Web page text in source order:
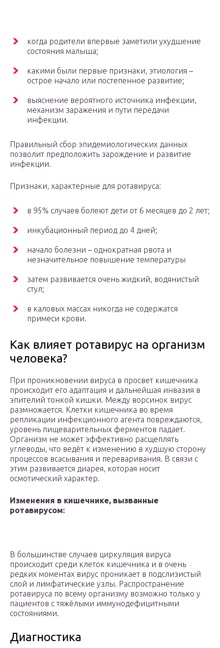
когда родители впервые заметили ухудшение
состояния малыша;
какими были первые признаки, этиология –
острое начало или постепенное развитие;
выяснение вероятного источника инфекции,
механизм заражения и пути передачи
инфекции.
Правильный сбор эпидемиологических данных
позволит предположить зарождение и развитие
инфекции.
Признаки, характерные для ротавируса:
в 95% случаев болеют дети от 6 месяцев до 2 лет;
инкубационный период до 4 дней;
начало болезни – однократная рвота и
незначительное повышение температуры
затем развивается очень жидкий, водянистый
стул;
в каловых массах никогда не содержатся
примеси крови.
Как влияет ротавирус на организм
человека?
При проникновении вируса в просвет кишечника
происходит его адаптация и дальнейшая инвазия в
эпителий тонкой кишки. Между ворсинок вирус
размножается. Клетки кишечника во время
репликации инфекционного агента повреждаются,
уровень пищеварительных ферментов падает.
Организм не может эффективно расщеплять
углеводы, что ведёт к изменению в худшую сторону
процессов всасывания и переваривания. В связи с
этим развивается диарея, которая носит
осмотический характер.
Изменения в кишечнике, вызванные
ротавирусом:
В большинстве случаев циркуляция вируса
происходит среди клеток кишечника и в очень
редких моментах вирус проникает в подслизистый
слой и лимфатические узлы. Распространение
ротавируса по всему организму возможно только у
пациентов с тяжёлыми иммунодефицитными
состояниями.
Диагностика